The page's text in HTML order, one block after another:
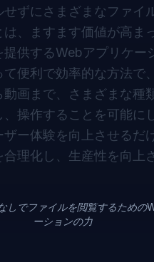
せずにさまざまなファイ
、ますます価値が高ま
供するWebアプリケー
便利で効率的な方法で
動画まで、さまざまな種
操作することを可能に
ー体験を向上させるだ
理化し、生産性を向上
しでファイルを閲覧するための
ーションの力